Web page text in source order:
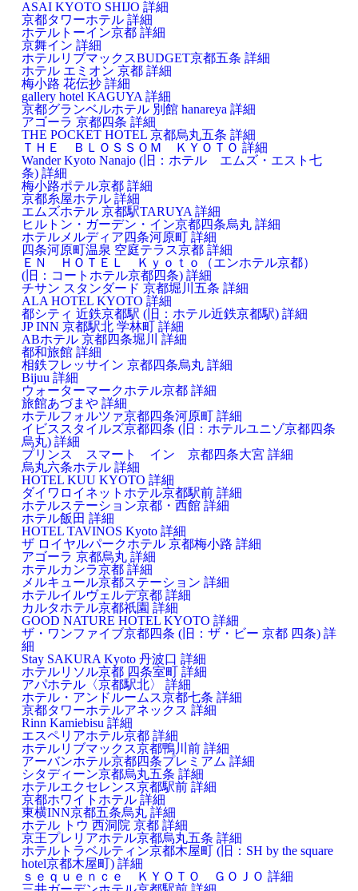
ASAI KYOTO SHIJO 詳細
京都タワーホテル 詳細
ホテルトーイン京都 詳細
京舞イン 詳細
ホテルリブマックスBUDGET京都五条 詳細
ホテル エミオン 京都 詳細
梅小路 花伝抄 詳細
gallery hotel KAGUYA 詳細
京都グランベルホテル 別館 hanareya 詳細
アゴーラ 京都四条 詳細
THE POCKET HOTEL 京都烏丸五条 詳細
ＴＨＥ ＢＬＯＳＳＯＭ ＫＹＯＴＯ 詳細
Wander Kyoto Nanajo (旧：ホテル エムズ・エスト七
条) 詳細
梅小路ポテル京都 詳細
京都糸屋ホテル 詳細
エムズホテル 京都駅TARUYA 詳細
ヒルトン・ガーデン・イン京都四条烏丸 詳細
ホテルメルディア四条河原町 詳細
四条河原町温泉 空庭テラス京都 詳細
ＥＮ ＨＯＴＥＬ Ｋｙｏｔｏ（エンホテル京都）
(旧：コートホテル京都四条) 詳細
チサン スタンダード 京都堀川五条 詳細
ALA HOTEL KYOTO 詳細
都シティ 近鉄京都駅 (旧：ホテル近鉄京都駅) 詳細
JP INN 京都駅北 学林町 詳細
ABホテル 京都四条堀川
詳細
都和旅館 詳細
相鉄フレッサイン 京都四条烏丸 詳細
Bijuu 詳細
ウォーターマークホテル京都 詳細
旅館あづまや 詳細
ホテルフォルツァ京都四条河原町 詳細
イビススタイルズ京都四条 (旧：ホテルユニゾ京都四条
烏丸) 詳細
プリンス スマート イン 京都四条大宮 詳細
烏丸六条ホテル 詳細
HOTEL KUU KYOTO 詳細
ダイワロイネットホテル京都駅前 詳細
ホテルステーション京都・西館 詳細
ホテル飯田 詳細
HOTEL TAVINOS Kyoto 詳細
ザ ロイヤルパークホテル 京都梅小路 詳細
アゴーラ 京都烏丸 詳細
ホテルカンラ京都 詳細
メルキュール京都ステーション 詳細
ホテルイルヴェルデ京都 詳細
カルタホテル京都祇園 詳細
GOOD NATURE HOTEL KYOTO 詳細
ザ・ワンファイブ京都四条 (旧：ザ・ビー 京都 四条) 詳
細
Stay SAKURA Kyoto 丹波口 詳細
ホテルリソル京都 四条室町 詳細
アパホテル〈京都駅北〉
詳細
ホテル・アンドルームス京都七条 詳細
京都タワーホテルアネックス 詳細
Rinn Kamiebisu 詳細
エスペリアホテル京都 詳細
ホテルリブマックス京都鴨川前 詳細
アーバンホテル京都四条プレミアム 詳細
シタディーン京都烏丸五条 詳細
ホテルエクセレンス京都駅前 詳細
京都ホワイトホテル 詳細
東横INN京都五条烏丸 詳細
ホテル トウ 西洞院 京都 詳細
京王プレリアホテル京都烏丸五条 詳細
ホテルトラベルティン京都木屋町 (旧：SH by the square
hotel京都木屋町) 詳細
ｓｅｑｕｅｎｃｅ ＫＹＯＴＯ ＧＯＪＯ 詳細